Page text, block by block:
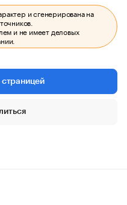
и сгенерирована на
и не имеет деловых
страницей